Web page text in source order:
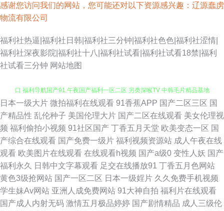
感谢您访问我们的网站，您可能还对以下资源感兴趣：辽源蠢虏
物流有限公司
福利社热逼|福利社日韩|福利社三分钟|福利社色色|福利社涩情|
福利社深夜影院|福利社十八|福利社试看|福利社试看18禁|福利
社试看三分钟 网站地图
久久国产精选久久 91豆花自拍社区 91九色性爱 欧美AA级片 91社区免费入
口 福利导航国产91 午夜国产福利一区二区 另类深喉TV 中韩毛片精品基地
精品成人红杏 91看看福利 老司机AV网 91n视频在线观看 国产一卡二区 伊人
福利频在线 超碰伊人福利97 亚洲最大的黄色小说网 九九色热 91国产成人导
航 久操免费观看 91福利资源网页 九九午夜成人剧场 少妇熟女一区二区 不卡
日本一级大片 微拍福利在线观看 91香蕉APP 国产二区三区 国
产精品性 乱伦种子 美国伦理大片 国产二区在线观看 美女伦理视
频 福利偷拍小视频 91社区国产 丁香五月天堂 欧美变态一区 国
产综合在线观看 国产免费一级片 福利视频资源站 成人午夜在线
观看 欧美图片在线观看 在线观看h视频 国产a级0 变性人妖 国产
福利永久
日韩中文字幕观看 足交在线播放91 丁香五月色网站
黄色3级抢网站 国产一区二区 日本一级婬片 久久免费手机视频
学生妹Av网站 亚洲人成免费网站 91大神自拍 福利片在线观看
国产成人内射无码 激情五月极品婷婷 国产剧情精品 成人三级伦